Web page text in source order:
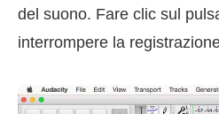
del suono. Fare clic sul
interrompere la